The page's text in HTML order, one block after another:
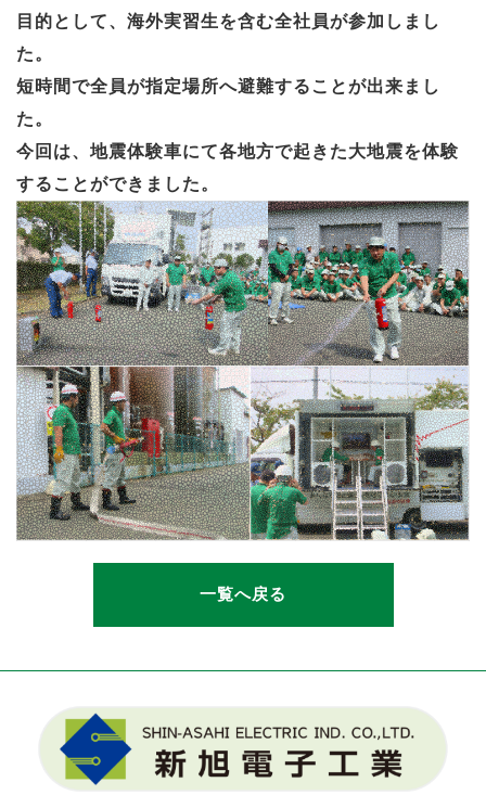
目的として、海外実習生を含む全社員が参加しまし
た。
短時間で全員が指定場所へ避難することが出来まし
た。
今回は、地震体験車にて各地方で起きた大地震を体験
することができました。
一覧へ戻る